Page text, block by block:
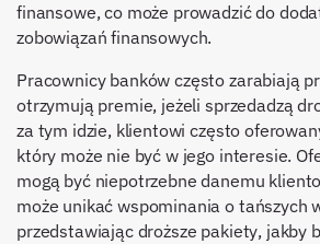
finansowe, co może prowadzić do
zobowiązań finansowych.
Pracownicy banków często zarabiają
otrzymują premie, jeżeli sprzedadzą
za tym idzie, klientowi często
który może nie być w jego interesie.
mogą być niepotrzebne danemu
może unikać wspominania o tańszych
przedstawiając droższe pakiety, jakby